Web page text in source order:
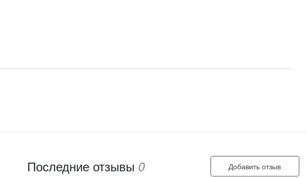
Последние отзывы 0 Добавить отзыв